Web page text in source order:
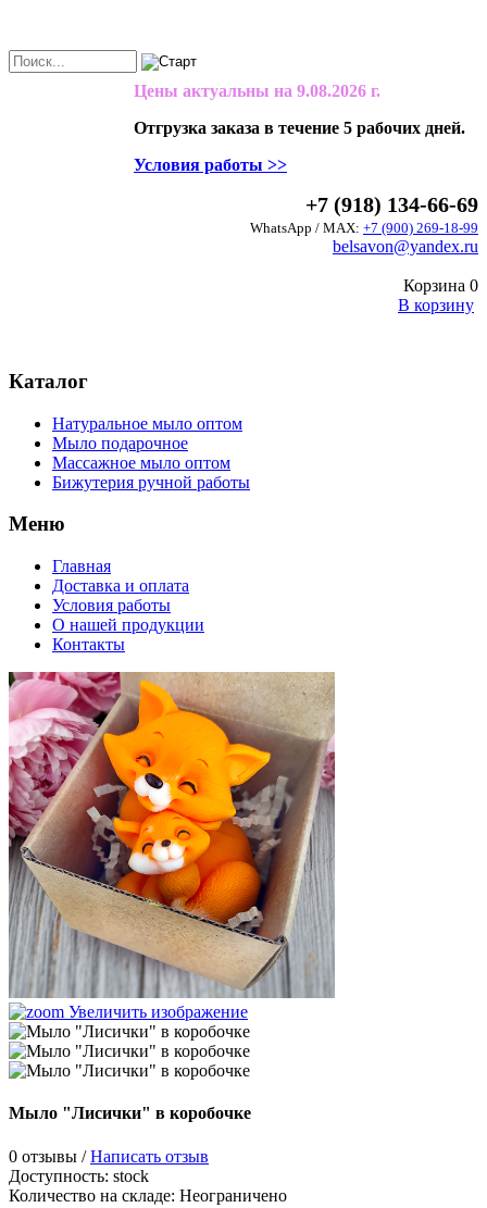
Цены актуальны на 9.08.2026 г.
Отгрузка заказа в течение 5 рабочих дней.
Условия работы >>
+7 (918) 134-66-69
WhatsApp / MAX: +7 (900) 269-18-99
belsavon@yandex.ru
Корзина 0
В корзину
Каталог
Натуральное мыло оптом
Мыло подарочное
Массажное мыло оптом
Бижутерия ручной работы
Меню
Главная
Доставка и оплата
Условия работы
О нашей продукции
Контакты
Увеличить изображение
Мыло "Лисички" в коробочке
0 отзывы /Написать отзыв
Доступность: stock
Количество на складе: Неограничено